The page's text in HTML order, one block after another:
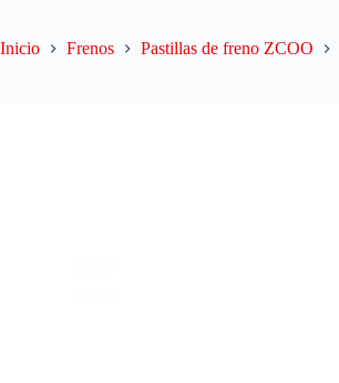
Inicio Frenos Pastillas de freno ZCOO